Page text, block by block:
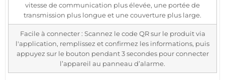
vitesse de communication plus élevée, une portée de
transmission plus longue et une couverture plus large.
Facile à connecter : Scannez le code QR sur le produit via
l'application, remplissez et confirmez les informations, puis
appuyez sur le bouton pendant 3 secondes pour connecter
l’appareil au panneau d’alarme.